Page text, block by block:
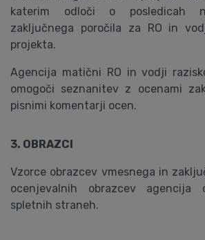
katerim odloči o posledicah
zaključnega poročila za RO in
projekta.
Agencija matični RO in vodji
omogoči seznanitev z ocenami
pisnimi komentarji ocen.
3. OBRAZCI
Vzorce obrazcev vmesnega in
ocenjevalnih obrazcev
spletnih straneh.